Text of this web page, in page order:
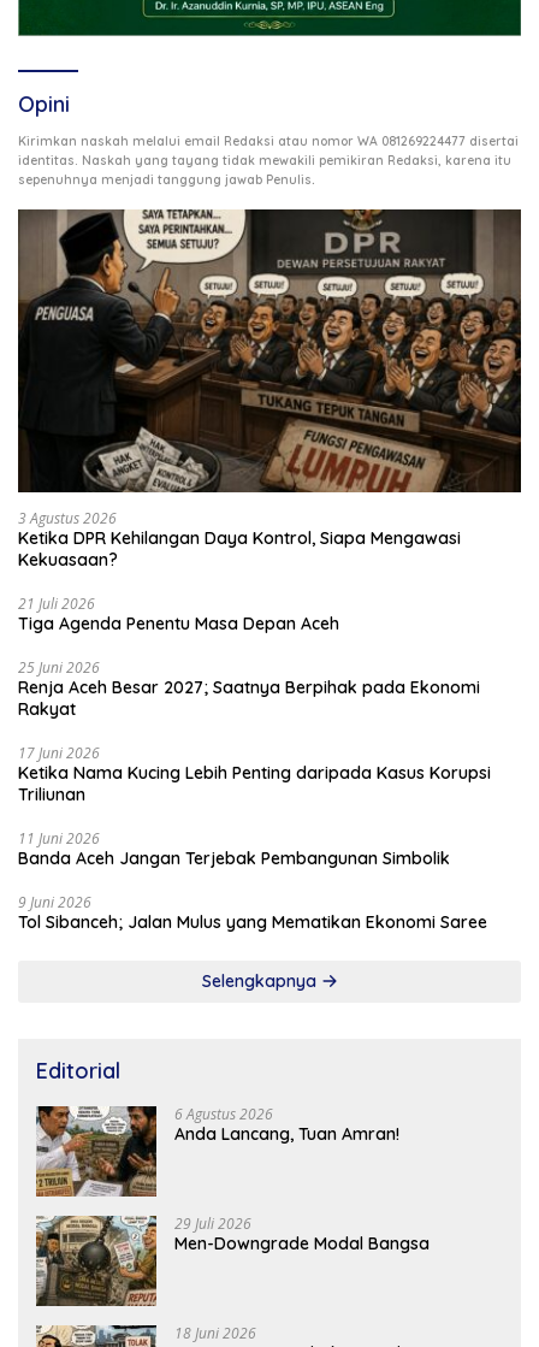
Opini
Kirimkan naskah melalui email Redaksi atau nomor WA 081269224477 disertai
identitas. Naskah yang tayang tidak mewakili pemikiran Redaksi, karena itu
sepenuhnya menjadi tanggung jawab Penulis
3 Agustus 2026
Ketika DPR Kehilangan Daya Kontrol, Siapa Mengawasi
Kekuasaan?
21 Juli 2026
Tiga Agenda Penentu Masa Depan Aceh
25 Juni 2026
Renja Aceh Besar 2027; Saatnya Berpihak pada Ekonomi
Rakyat
17 Juni 2026
Ketika Nama Kucing Lebih Penting daripada Kasus Korupsi
Triliunan
11 Juni 2026
Banda Aceh Jangan Terjebak Pembangunan Simbolik
9 Juni 2026
Tol Sibanceh; Jalan Mulus yang Mematikan Ekonomi Saree
Selengkapnya
Editorial
6 Agustus 2026
Anda Lancang, Tuan Amran!
29 Juli 2026
Men-Downgrade Modal Bangsa
18 Juni 2026